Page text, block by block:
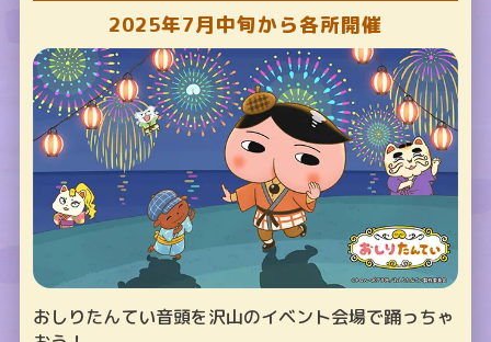
2025年7月中旬から各所開催
おしりたんてい音頭を沢山のイベント会場で踊っちゃ